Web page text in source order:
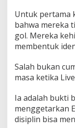
Untuk pertama
bahwa mereka
gol. Mereka
membentuk
Salah bukan
masa ketika
Ia adalah bukti
menggetarkan
disiplin bisa